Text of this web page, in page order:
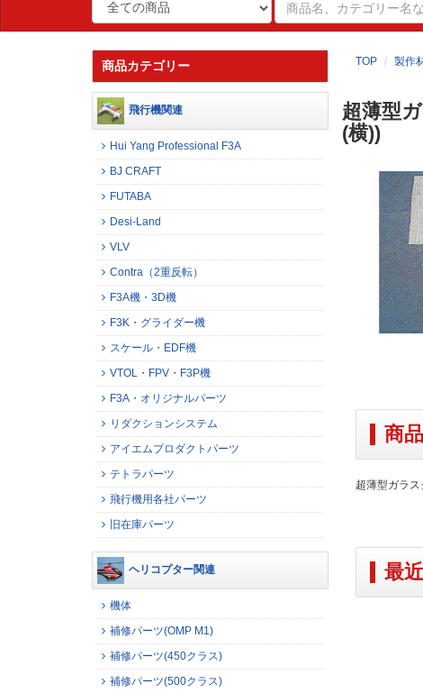
TOP 製作
超薄型
(横))
商
超薄型ガラ
最
商品カテゴリー
飛行機関連
Hui Yang Professional F3A
BJ CRAFT
FUTABA
Desi-Land
VLV
Contra（2重反転）
F3A機・3D機
F3K・グライダー機
スケール・EDF機
VTOL・FPV・F3P機
F3A・オリジナルパーツ
リダクションシステム
アイエムプロダクトパーツ
テトラパーツ
飛行機用各社パーツ
旧在庫パーツ
ヘリコプター関連
機体
補修パーツ(OMP M1)
補修パーツ(450クラス)
補修パーツ(500クラス)